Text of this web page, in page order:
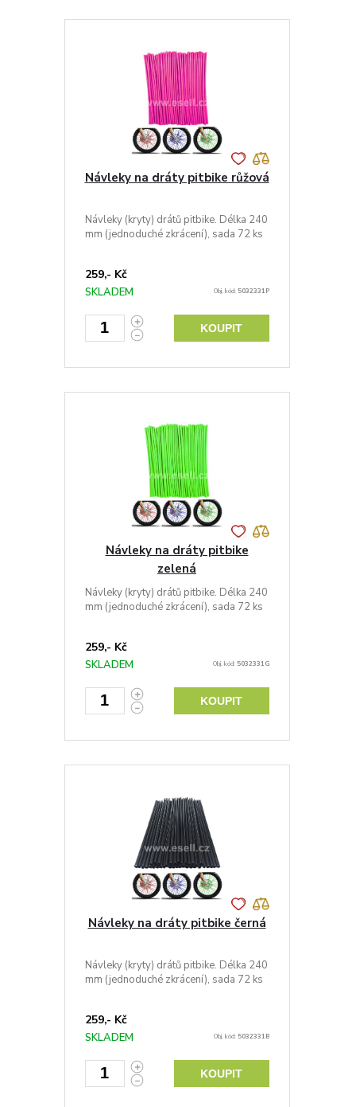
Návleky na dráty pitbike růžová
Návleky (kryty) drátů pitbike. Délka 240
mm (jednoduché zkrácení), sada 72 ks
259,- Kč
SKLADEM Obj. kód: 5032331P
KOUPIT
Návleky na dráty pitbike
zelená
Návleky (kryty) drátů pitbike. Délka 240
mm (jednoduché zkrácení), sada 72 ks
259,- Kč
SKLADEM Obj. kód: 5032331G
KOUPIT
Návleky na dráty pitbike černá
Návleky (kryty) drátů pitbike. Délka 240
mm (jednoduché zkrácení), sada 72 ks
259,- Kč
SKLADEM Obj. kód: 5032331B
KOUPIT